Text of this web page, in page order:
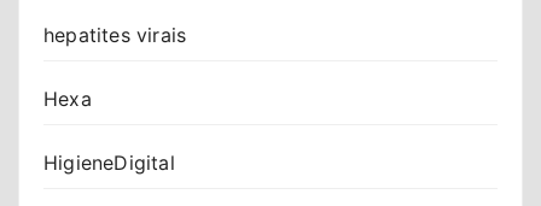
hepatites virais
Hexa
HigieneDigital